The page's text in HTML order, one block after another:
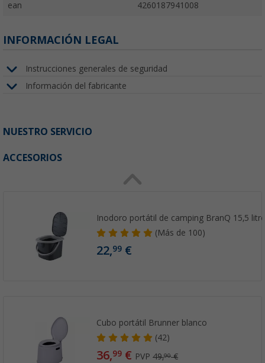
ean 4260187941008
INFORMACIÓN LEGAL
Instrucciones generales de seguridad
Información del fabricante
NUESTRO SERVICIO
ACCESORIOS
Inodoro portátil de camping BranQ 15,5
(Más de 100)
22,99 €
Cubo portátil Brunner blanco
(42)
36,99 € PVP49,90€